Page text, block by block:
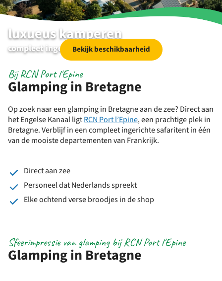
luxueus kamperen
compleet ingerichte glamping tenten
Bekijk beschikbaarheid
Glamping in Bretagne
Bij RCN Port l'Epine
Op zoek naar een glamping in Bretagne aan de zee? Direct aan
hetEngelse KanaalligtRCN Port l’Epine, een prachtige plek in
Bretagne. Verblijf in een compleet ingerichte safaritent in één
van de mooiste departementen van Frankrijk.
Direct aan zee
Personeel dat Nederlands spreekt
Elke ochtend verse broodjes in de shop
Glamping in Bretagne
Sfeerimpressie van glamping bij RCN Port l'Epine